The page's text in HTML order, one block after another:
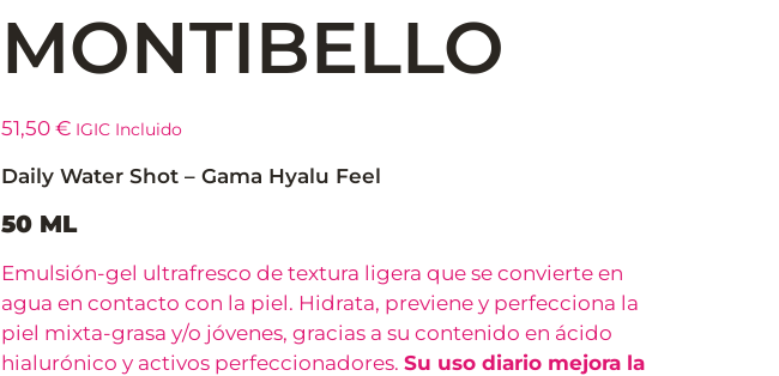
MONTIBELLO
51,50 € IGIC Incluido
Daily Water Shot – Gama Hyalu Feel
50 ML
Emulsión-gel ultrafresco de textura ligera que se convierte en
agua en contacto con la piel. Hidrata, previene y perfecciona la
piel mixta-grasa y/o jóvenes, gracias a su contenido en ácido
hialurónico y activos perfeccionadores. Su uso diario mejora la